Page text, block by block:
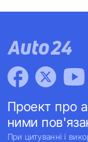
Проект про
ними
При цитуванні і